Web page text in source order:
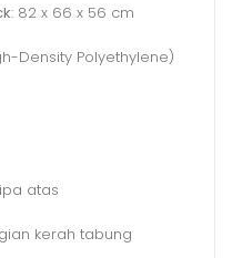
: 82 x 66 x 56 cm
Density Polyethylene)
atas
kerah tabung